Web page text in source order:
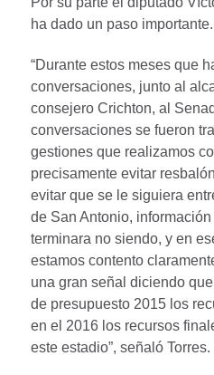
ha dado un paso importante.
“Durante estos meses que
conversaciones, junto al
consejero Crichton, al
conversaciones se fueron
gestiones que realizamos
precisamente evitar
evitar que se le siguiera
de San Antonio,
terminara no siendo, y en
estamos contento
una gran señal diciendo
de presupuesto 2015 los
en el 2016 los recursos
este estadio”, señaló Torres.